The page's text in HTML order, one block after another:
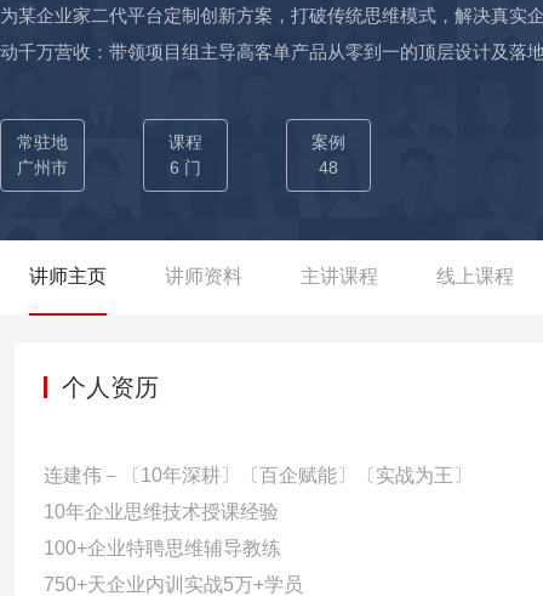
为某企业家二代平台定制创新方案，打破传统思维模式，解决真实
动千万营收：带领项目组主导高客单产品从零到一的顶层设计及落
具，构建起匹配真实工作场景的思维案例库与“训战融合”技术包。
助 50000+ 名学员实现认知升级与思维跃迁，显著驱动工作效率与
常驻地
广州市
课程
6 门
案例
48
讲师主页 讲师资料 主讲课程 线上课程
个人资历
连建伟－〔10年深耕〕〔百企赋能〕〔实战为王〕
10年企业思维技术授课经验
100+企业特聘思维辅导教练
750+天企业内训实战5万+学员